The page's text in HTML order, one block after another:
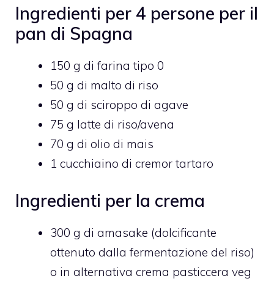
Ingredienti per 4 persone per il
pan di Spagna
150 g di farina tipo 0
50 g di malto di riso
50 g di sciroppo di agave
75 g latte di riso/avena
70 g di olio di mais
1 cucchiaino di cremor tartaro
Ingredienti per la crema
300 g di amasake (dolcificante
ottenuto dalla fermentazione del riso)
o in alternativa crema pasticcera veg